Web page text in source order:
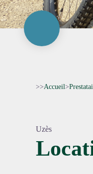
>>Accueil>
Uzès